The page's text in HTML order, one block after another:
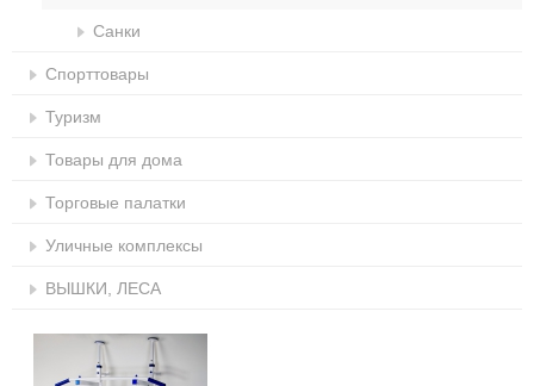
Санки
Спорттовары
Туризм
Товары для дома
Торговые палатки
Уличные комплексы
ВЫШКИ, ЛЕСА